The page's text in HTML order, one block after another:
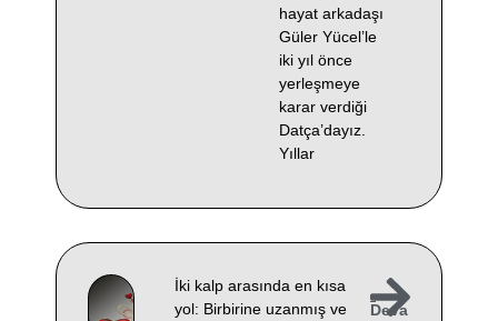
hayat arkadaşı
Güler Yücel’le
iki yıl önce
yerleşmeye
karar verdiği
Datça’dayız.
Yıllar
İki kalp arasında en kısa
yol: Birbirine uzanmış ve
Deva